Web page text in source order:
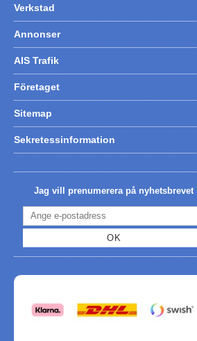
Verkstad
Annonser
AIS Trafik
Företaget
Sitemap
Sekretessinformation
Jag vill prenumerera på nyhetsbrevet
OK